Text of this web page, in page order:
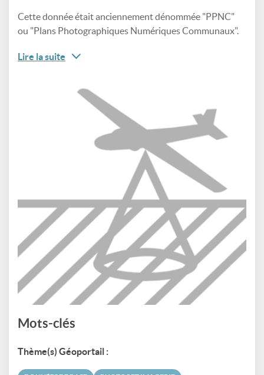
Cette donnée était anciennement dénommée "PPNC"
ou "Plans Photographiques Numériques Communaux".
Lire la suite
Mots-clés
Thème(s) Géoportail :